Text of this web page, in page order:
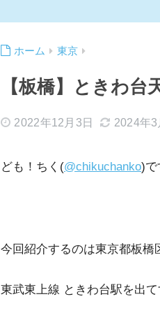
ホーム 東京
【板橋】ときわ台
2022年12月3日 2024年3
ども！ちく(@chikuchanko)で
今回紹介するのは東京都板橋
東武東上線 ときわ台駅を出